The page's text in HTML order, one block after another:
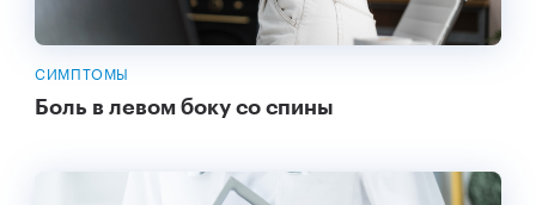
СИМПТОМЫ
Боль в левом боку со спины